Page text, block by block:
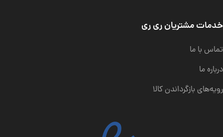
خدمات مشتریان ری ری
تماس با ما
درباره ما
رویه‌های بازگرداندن کالا